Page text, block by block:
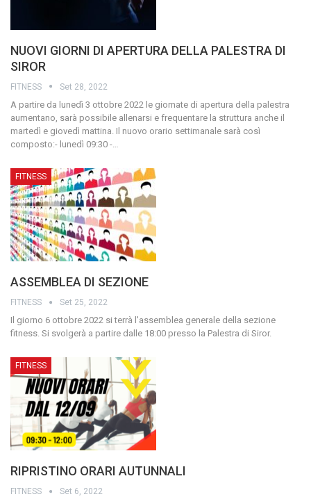
NUOVI GIORNI DI APERTURA DELLA PALESTRA DI
SIROR
FITNESS Set 28, 2022
A partire da lunedì 3 ottobre 2022 le giornate di apertura della palestra
aumentano, sarà possibile allenarsi e frequentare la struttura anche il
martedì e giovedì mattina. Il nuovo orario settimanale sarà così
composto:- lunedì 09:30 -
FITNESS
ASSEMBLEA DI SEZIONE
FITNESS Set 25, 2022
Il giorno 6 ottobre 2022 si terrà l'assemblea generale della sezione
fitness. Si svolgerà a partire dalle 18:00 presso la Palestra di Siror.
FITNESS
RIPRISTINO ORARI AUTUNNALI
FITNESS Set 6, 2022